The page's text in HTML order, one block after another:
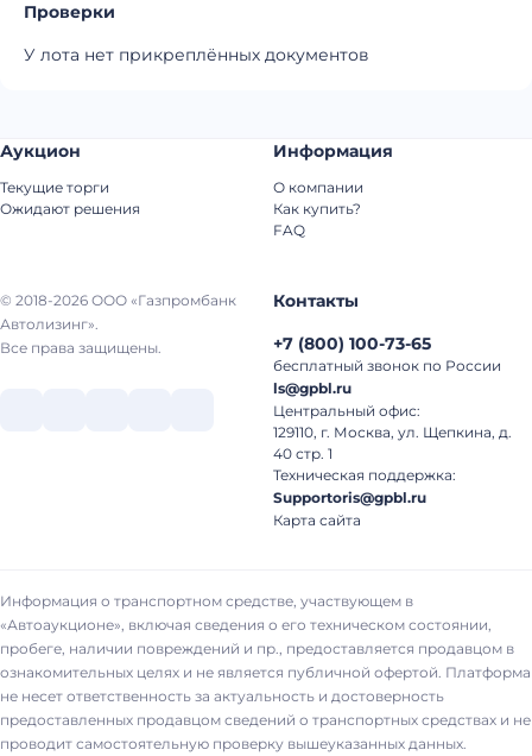
Проверки
У лота нет прикреплённых документов
© 2018-2026 ООО «Газпромбанк
Автолизинг».
Все права защищены.
Аукцион
Текущие торги
Ожидают решения
Информация
О компании
Как купить?
FAQ
Контакты
+7 (800) 100-73-65
бесплатный звонок по России
ls@gpbl.ru
Центральный офис:
129110, г. Москва, ул. Щепкина, д.
40 стр. 1
Техническая поддержка:
Supportoris@gpbl.ru
Карта сайта
Информация о транспортном средстве, участвующем в
«Автоаукционе», включая сведения о его техническом состоянии,
пробеге, наличии повреждений и пр., предоставляется продавцом в
ознакомительных целях и не является публичной офертой. Платформа
не несет ответственность за актуальность и достоверность
предоставленных продавцом сведений о транспортных средствах и не
проводит самостоятельную проверку вышеуказанных данных.